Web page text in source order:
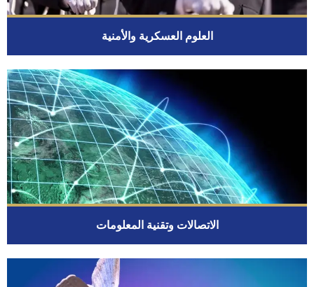
العلوم العسكرية والأمنية
الاتصالات وتقنية المعلومات